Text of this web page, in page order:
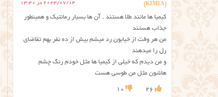
(KIMIA) 2023/07/14 در 13:40
کیمیا ها مانند طلا هستند . آن ها بسیار رمانتیک و همینطور
جذاب هستند
من هر وقت از خیابون رد میشم بیش از ده نفر بهم تقاضای
رل را میدهند
و من دیدم که خیلی از کیمیا ها مثل خودم رنگ چشم
هاشون مثل من طوسی هست
26
10